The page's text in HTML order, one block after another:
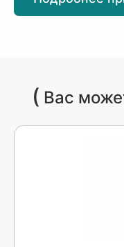
( Вас